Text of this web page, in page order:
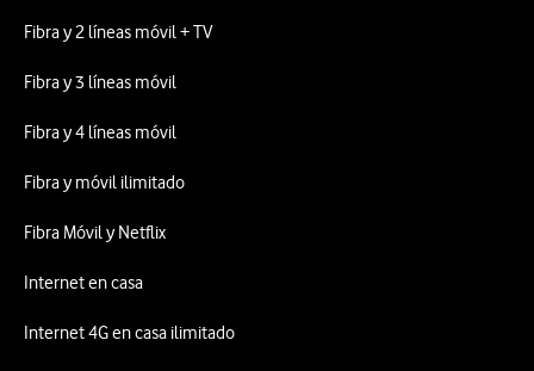
Fibra y 2 líneas móvil + TV
Fibra y 3 líneas móvil
Fibra y 4 líneas móvil
Fibra y móvil ilimitado
Fibra Móvil y Netflix
Internet en casa
Internet 4G en casa ilimitado